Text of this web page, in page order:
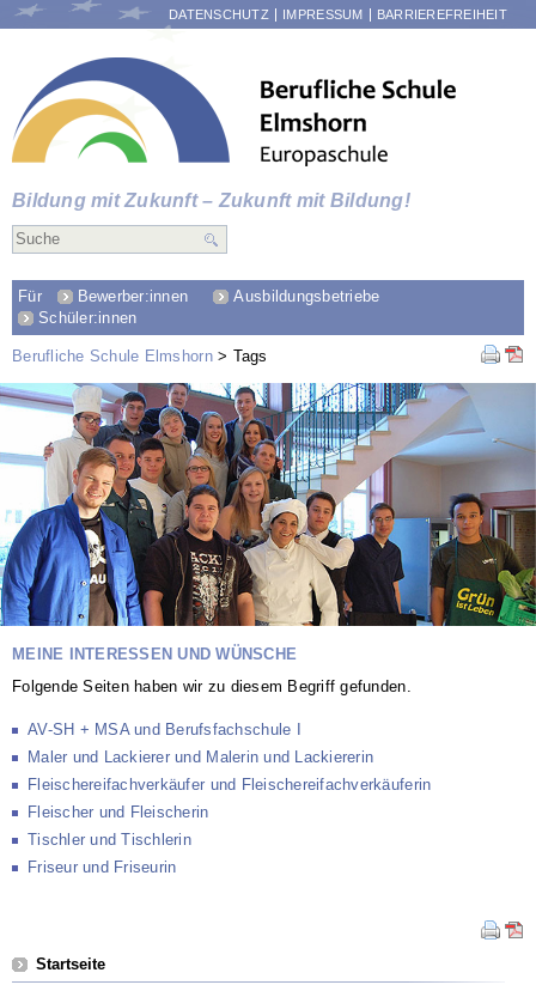
Bildung mit Zukunft – Zukunft mit Bildung!
ÜBERSPRINGEN
DATENSCHUTZ IMPRESSUM BARRIEREFREIHEIT
Für Bewerber:innen
Ausbildungsbetriebe
Schüler:innen
Berufliche Schule Elmshorn Tags
MEINE INTERESSEN UND WÜNSCHE
Folgende Seiten haben wir zu diesem Begriff gefunden.
AV-SH + MSA und Berufsfachschule I
Maler und Lackierer und Malerin und Lackiererin
Fleischereifachverkäufer und Fleischereifachverkäuferin
Fleischer und Fleischerin
Tischler und Tischlerin
Friseur und Friseurin
Navigation
Startseite